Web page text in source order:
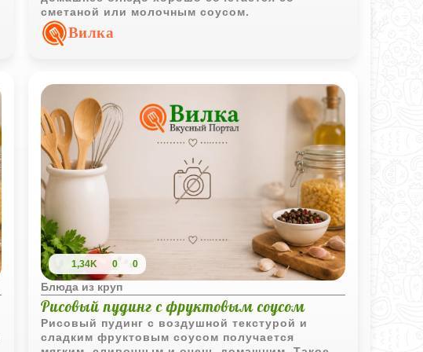
сметаной или молочным соусом.
Вилка
1,34K 0 0
Блюда из круп
Рисовый пудинг с фруктовым соусом
Рисовый пудинг с воздушной текстурой и
сладким фруктовым соусом получается